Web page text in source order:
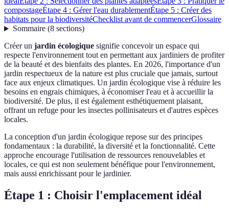
compostageÉtape 4 : Gérer l'eau durablementÉtape 5 : Créer des
habitats pour la biodiversitéChecklist avant de commencerGlossaire
Sommaire(8 sections)
Créer un jardin écologique signifie concevoir un espace qui
respecte l'environnement tout en permettant aux jardiniers de profiter
de la beauté et des bienfaits des plantes. En 2026, l'importance d'un
jardin respectueux de la nature est plus cruciale que jamais, surtout
face aux enjeux climatiques. Un jardin écologique vise à réduire les
besoins en engrais chimiques, à économiser l'eau et à accueillir la
biodiversité. De plus, il est également esthétiquement plaisant,
offrant un refuge pour les insectes pollinisateurs et d'autres espèces
locales.
La conception d'un jardin écologique repose sur des principes
fondamentaux : la durabilité, la diversité et la fonctionnalité. Cette
approche encourage l'utilisation de ressources renouvelables et
locales, ce qui est non seulement bénéfique pour l'environnement,
mais aussi enrichissant pour le jardinier.
Étape 1 : Choisir l'emplacement idéal